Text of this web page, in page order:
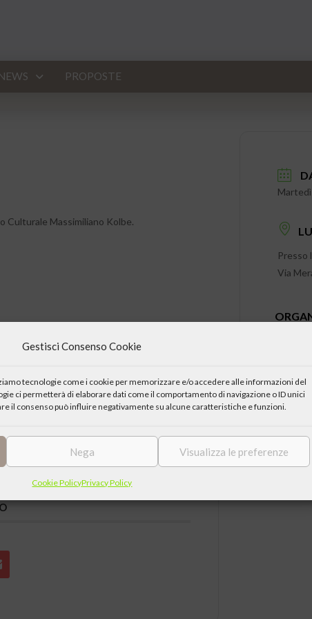
Gestisci Consenso Cookie
tecnologie come i cookie per memorizzare e/o accedere alle informazioni del
ci permetterà di elaborare dati come il comportamento di navigazione o ID unici
il consenso può influire negativamente su alcune caratteristiche e funzioni.
Nega Visualizza le preferenze
Cookie PolicyPrivacy Policy
PROPOSTE
Culturale Massimiliano Kolbe.
e l’Azione Sociale, che aiuterà ad entrare nelle
Presso
Via